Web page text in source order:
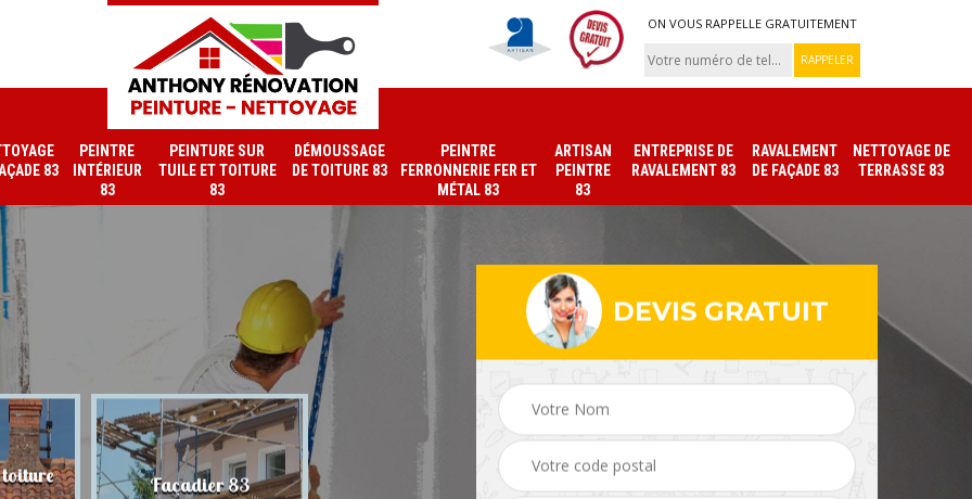
ON VOUS RAPPELLE GRATUITEMENT
83
PEINTRE
INTÉRIEUR
83
PEINTURE SUR
TUILE ET TOITURE
83
DÉMOUSSAGE
DE TOITURE 83
PEINTRE
FERRONNERIE FER ET
MÉTAL 83
ARTISAN
PEINTRE
83
ENTREPRISE DE
RAVALEMENT 83
RAVALEMENT
DE FAÇADE 83
NETTOYAGE DE
TERRASSE 83
Façadier 83 Nettoyage de façade Peintre intérieur 83 Peinture sur tuile et
DEVIS GRATUIT